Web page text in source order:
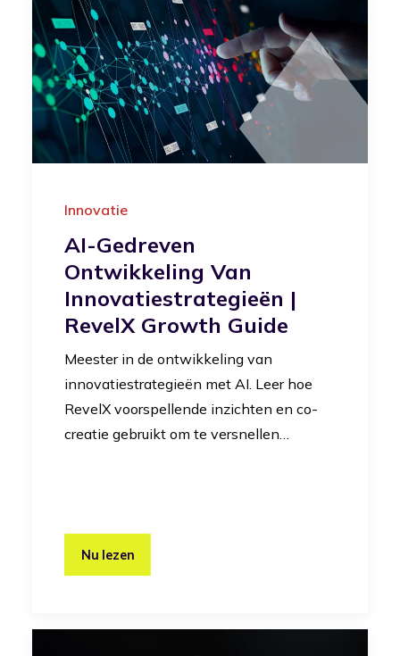
Innovatie
AI-Gedreven
Ontwikkeling Van
Innovatiestrategieën |
RevelX Growth Guide
Meester in de ontwikkeling van
innovatiestrategieën met AI. Leer hoe
RevelX voorspellende inzichten en co-
creatie gebruikt om te versnellen…
Nu lezen